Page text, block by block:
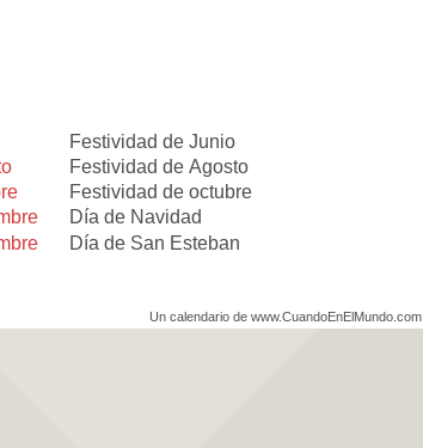
Festividad de Junio
Festividad de Agosto
Festividad de octubre
Día de Navidad
Día de San Esteban
Un calendario de www.CuandoEnElMundo.com